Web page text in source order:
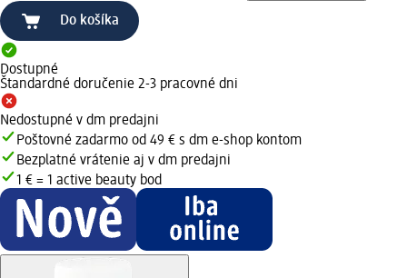
Do košíka
Dostupné
Štandardné doručenie 2-3 pracovné dni
Nedostupné v dm predajni
Poštovné zadarmo od 49 € s dm e-shop kontom
Bezplatné vrátenie aj v dm predajni
1 € = 1 active beauty bod